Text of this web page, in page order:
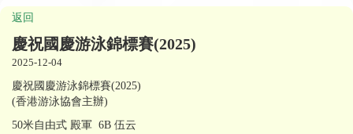
返回
慶祝國慶游泳錦標賽(2025)
2025-12-04
慶祝國慶游泳錦標賽(2025)
(香港游泳協會主辦)
50米自由式 殿軍 6B 伍云